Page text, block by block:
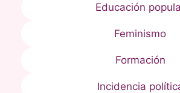
Educación
Feminismo
Formación
Incidencia